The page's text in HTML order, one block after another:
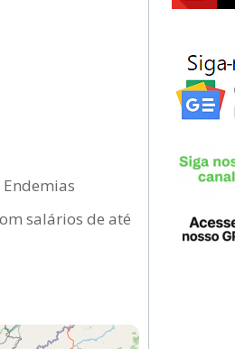
salários de até